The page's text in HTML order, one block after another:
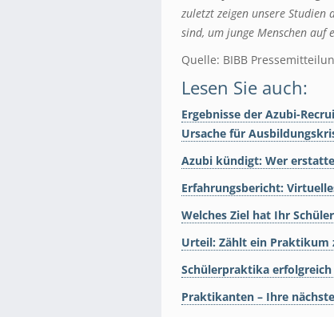
zuletzt zeigen unsere Studien
sind, um junge Menschen auf
Quelle: BIBB
Lesen Sie auch:
Ergebnisse der Azubi-
Ursache für
Azubi kündigt: Wer
Erfahrungsbericht:
Welches Ziel hat Ihr
Urteil: Zählt ein Praktikum
Schülerpraktika
Praktikanten – Ihre